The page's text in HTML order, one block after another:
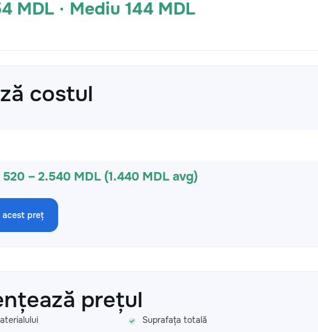
MDL · Mediu 144 MDL
costul
520 – 2.540 MDL (1.440 MDL avg)
acest preț
prețul
Suprafața totală